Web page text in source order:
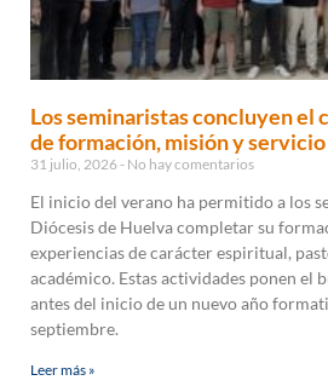
Los seminaristas concluyen el
de formación, misión y servicio
31 julio, 2026 No hay comentarios
El inicio del verano ha permitido a los
Diócesis de Huelva completar su
experiencias de carácter espiritual,
académico. Estas actividades ponen el
antes del inicio de un nuevo año
septiembre.
Leer más »